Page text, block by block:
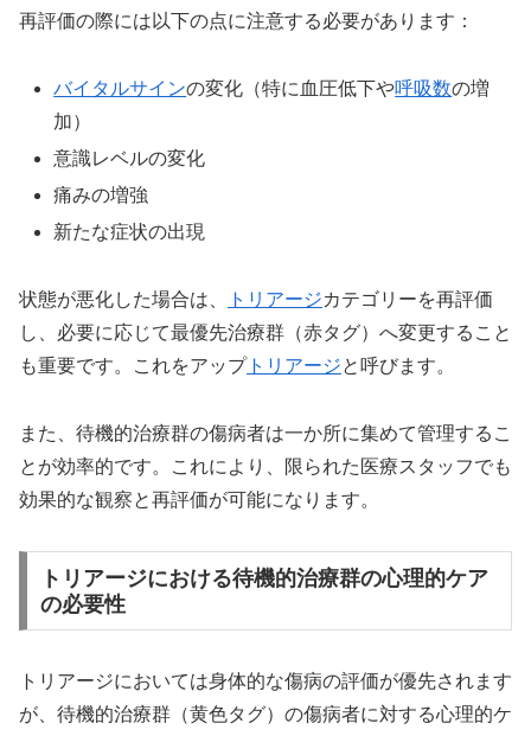
再評価の際には以下の点に注意する必要があります：
バイタルサインの変化（特に血圧低下や呼吸数の増
加）
意識レベルの変化
痛みの増強
新たな症状の出現
状態が悪化した場合は、 トリアージカテゴリーを再評価
し、必要に応じて最優先治療群（赤タグ）へ変更すること
も重要です。これをアップトリアージと呼びます。
また、待機的治療群の傷病者は一か所に集めて管理するこ
とが効率的です。これにより、限られた医療スタッフでも
効果的な観察と再評価が可能になります。
トリアージにおける待機的治療群の心理的ケア
の必要性
トリアージにおいては身体的な傷病の評価が優先されます
が、待機的治療群（黄色タグ）の傷病者に対する心理的ケ